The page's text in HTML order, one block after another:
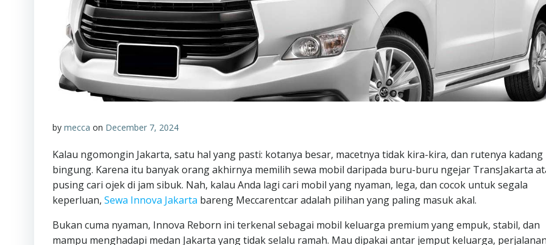
by mecca on December 7, 2024
Kalau ngomongin Jakarta, satu hal yang pasti: kotanya besar, macetnya tidak kira-kira, dan rutenya
bingung. Karena itu banyak orang akhirnya memilih sewa mobil daripada buru-buru ngejar TransJakarta
pusing cari ojek di jam sibuk. Nah, kalau Anda lagi cari mobil yang nyaman, lega, dan cocok untuk segala
keperluan, Sewa Innova Jakarta bareng Meccarentcar adalah pilihan yang paling masuk akal.
Bukan cuma nyaman, Innova Reborn ini terkenal sebagai mobil keluarga premium yang empuk, stabil, dan
mampu menghadapi medan Jakarta yang tidak selalu ramah. Mau dipakai antar jemput keluarga,